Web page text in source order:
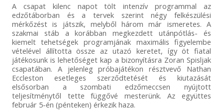
A csapat kilenc napot tölt intenzív programmal az
edzőtáborban és a tervek szerint négy felkészülési
mérkőzést is játszik, melyből három már ismeretes. A
szakmai stáb a korábban megkezdett utánpótlás- és
kiemelt tehetségek programjának maximális figyelembe
vételével állította össze az utazó keretet, így öt fiatal
játékosunk is lehetőséget kap a bizonyításra Zoran Spisljak
csapatában. A jelenleg próbajátékon résztvevő Nathan
Eccleston esetleges szerződtetését és kiutazását
elsősorban a szombati edzőmeccsen nyújtott
teljesítménytől tette függővé mesterünk. Az együttes
február 5-én (pénteken) érkezik haza.